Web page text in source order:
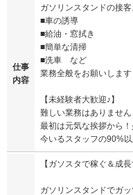
仕事
内容
ガソリンスタンドの接客
■車の誘導
■給油・窓拭き
■簡単な清掃
■洗車 など
業務全般をお願いします
【未経験者大歓迎♪】
難しい業務はありません
最初は元気な挨拶から
今いるスタッフの90%
【ガソスタで稼ぐ＆成長
ガソリンスタンドでガ